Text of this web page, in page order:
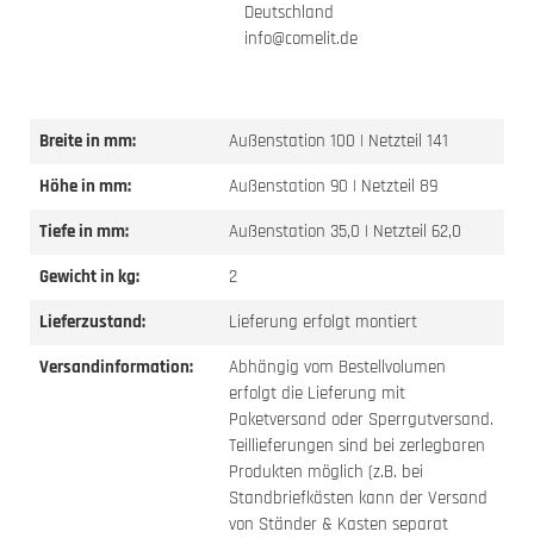
Deutschland
info@comelit.de
Breite in mm:
Außenstation 100 | Netzteil 141
Höhe in mm:
Außenstation 90 | Netzteil 89
Tiefe in mm:
Außenstation 35,0 | Netzteil 62,0
Gewicht in kg:
2
Lieferzustand:
Lieferung erfolgt montiert
Versandinformation:
Abhängig vom Bestellvolumen
erfolgt die Lieferung mit
Paketversand oder Sperrgutversand.
Teillieferungen sind bei zerlegbaren
Produkten möglich (z.B. bei
Standbriefkästen kann der Versand
von Ständer & Kasten separat